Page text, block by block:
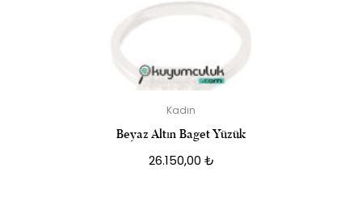
Kadın
Beyaz Altın Baget Yüzük
26.150,00 ₺